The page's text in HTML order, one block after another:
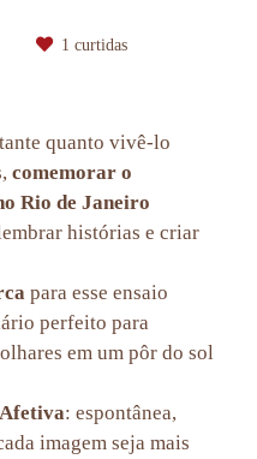
1 curtidas
quanto vivê-lo
comemorar o
Rio de Janeiro
histórias e criar
para esse ensaio
perfeito para
em um pôr do sol
: espontânea,
imagem seja mais